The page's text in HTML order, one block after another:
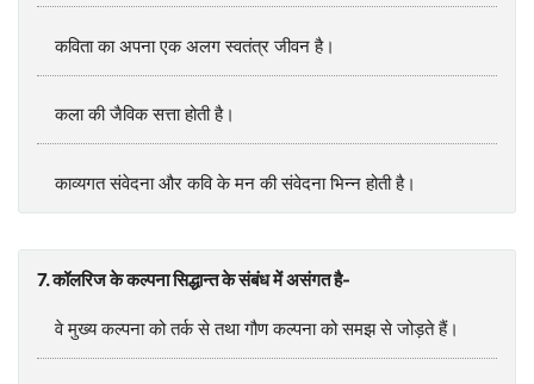
कविता का अपना एक अलग स्वतंत्र जीवन है।
कला की जैविक सत्ता होती है।
काव्यगत संवेदना और कवि के मन की संवेदना भिन्न होती है।
7. कॉलरिज के कल्पना सिद्धान्त के संबंध में असंगत है-
वे मुख्य कल्पना को तर्क से तथा गौण कल्पना को समझ से जोड़ते हैं।